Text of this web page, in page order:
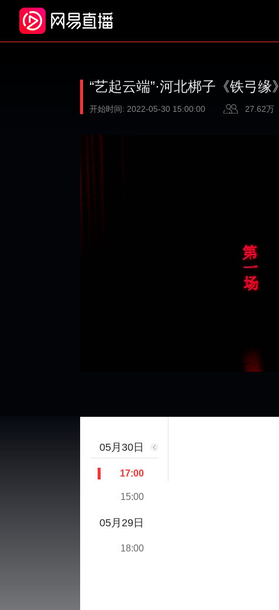
“艺起云端”·河北梆子《铁弓缘》
开始时间: 2022-05-30 15:00:00 27.62万
05月30日
17:00
15:00
05月29日
18:00